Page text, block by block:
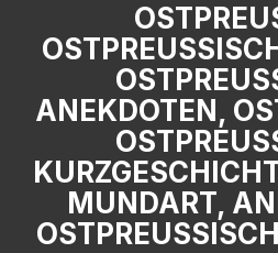
NEKDOTEN,
ZGESCHICHTEN,
DART,
PREUSSISCHE